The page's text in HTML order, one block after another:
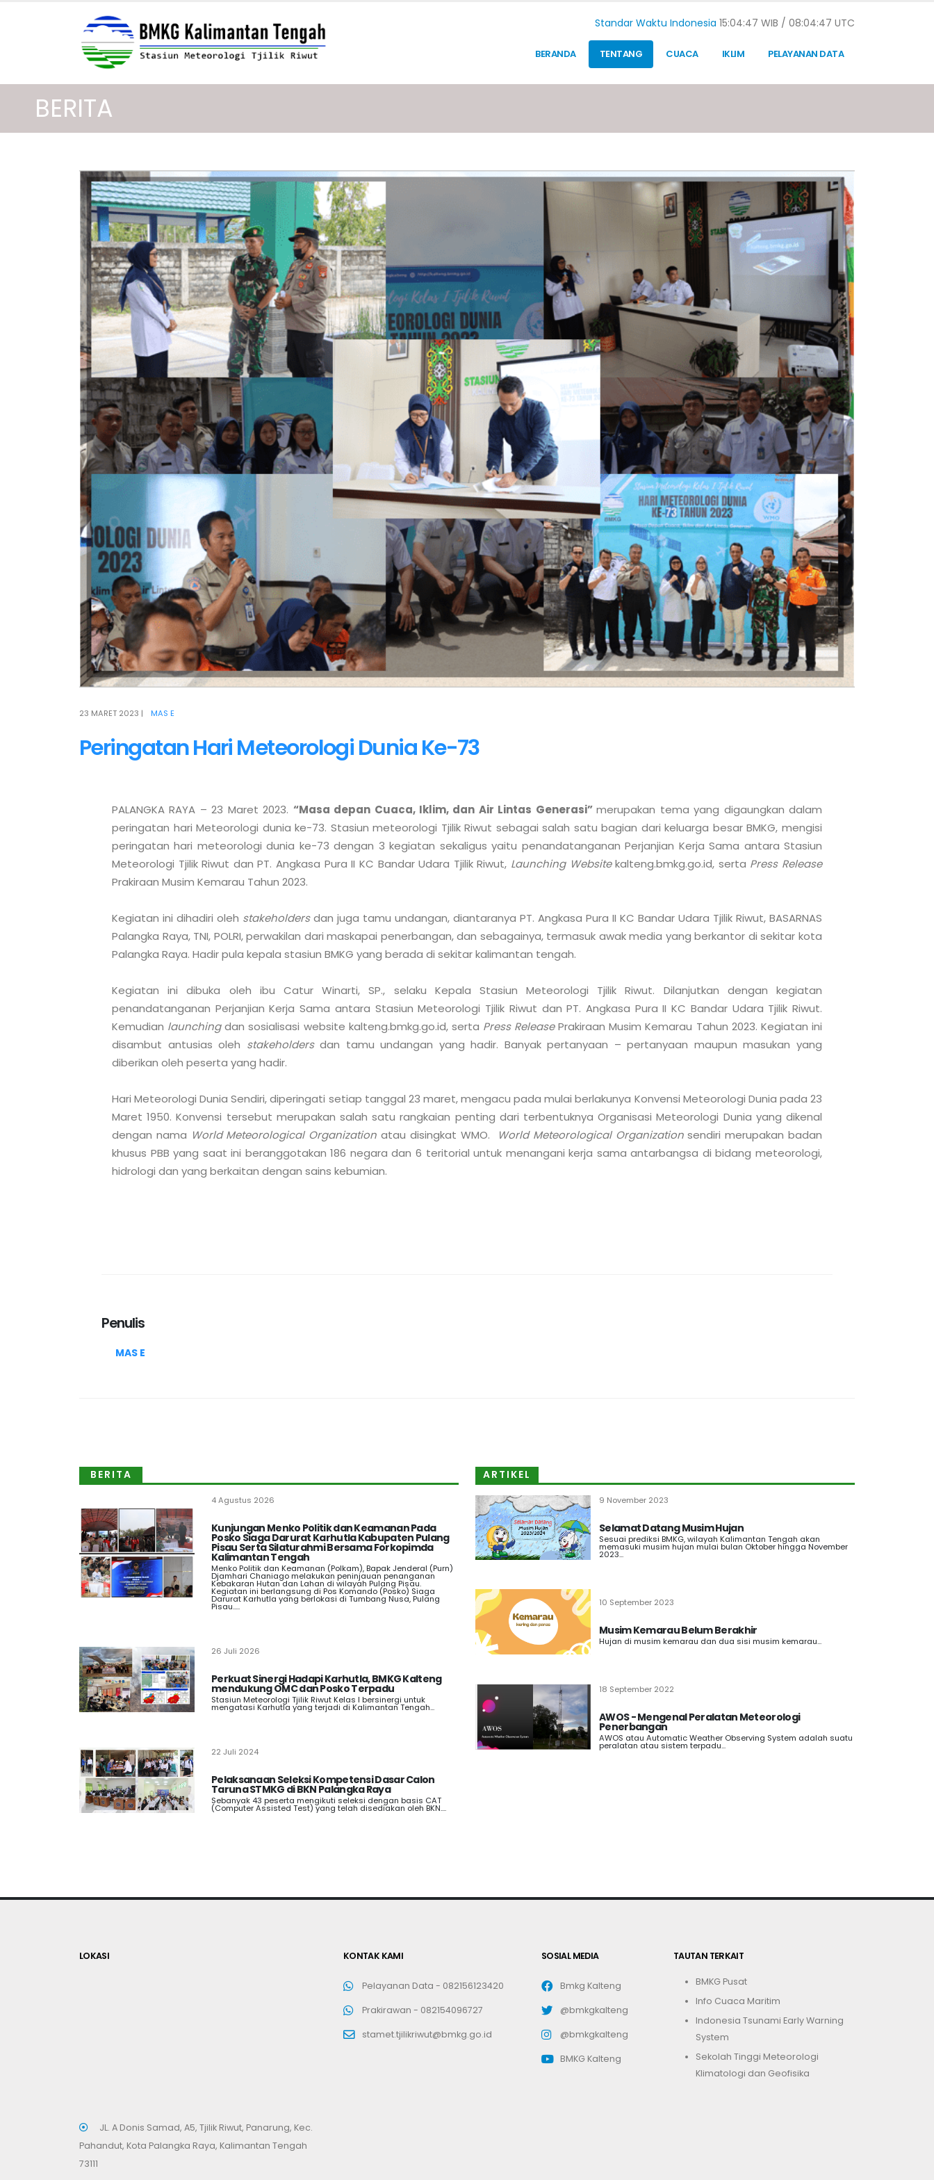
Standar Waktu Indonesia 15:04:48 WIB /08:04:48 UTC
BERANDA TENTANG CUACA IKLIM PELAYANAN DATA
BERITA
23 MARET 2023 | MAS E
Peringatan Hari Meteorologi Dunia Ke-73
PALANGKA RAYA – 23 Maret 2023. “Masa depan Cuaca, Iklim, dan Air Lintas Generasi” merupakan tema yang digaungkan dalam
peringatan hari Meteorologi dunia ke-73. Stasiun meteorologi Tjilik Riwut sebagai salah satu bagian dari keluarga besar BMKG, mengisi
peringatan hari meteorologi dunia ke-73 dengan 3 kegiatan sekaligus yaitu penandatanganan Perjanjian Kerja Sama antara Stasiun
Meteorologi Tjilik Riwut dan PT. Angkasa Pura II KC Bandar Udara Tjilik Riwut, Launching Website kalteng.bmkg.go.id, serta Press Release
Prakiraan Musim Kemarau Tahun 2023.
Kegiatan ini dihadiri oleh stakeholders dan juga tamu undangan, diantaranya PT. Angkasa Pura II KC Bandar Udara Tjilik Riwut, BASARNAS
Palangka Raya, TNI, POLRI, perwakilan dari maskapai penerbangan, dan sebagainya, termasuk awak media yang berkantor di sekitar kota
Palangka Raya. Hadir pula kepala stasiun BMKG yang berada di sekitar kalimantan tengah.
Kegiatan ini dibuka oleh ibu Catur Winarti, SP., selaku Kepala Stasiun Meteorologi Tjilik Riwut. Dilanjutkan dengan kegiatan
penandatanganan Perjanjian Kerja Sama antara Stasiun Meteorologi Tjilik Riwut dan PT. Angkasa Pura II KC Bandar Udara Tjilik Riwut.
Kemudian launching dan sosialisasi website kalteng.bmkg.go.id, serta Press Release Prakiraan Musim Kemarau Tahun 2023. Kegiatan ini
disambut antusias oleh stakeholders dan tamu undangan yang hadir. Banyak pertanyaan – pertanyaan maupun masukan yang
diberikan oleh peserta yang hadir.
Hari Meteorologi Dunia Sendiri, diperingati setiap tanggal 23 maret, mengacu pada mulai berlakunya Konvensi Meteorologi Dunia pada 23
Maret 1950. Konvensi tersebut merupakan salah satu rangkaian penting dari terbentuknya Organisasi Meteorologi Dunia yang dikenal
dengan nama World Meteorological Organization atau disingkat WMO. World Meteorological Organization sendiri merupakan badan
khusus PBB yang saat ini beranggotakan 186 negara dan 6 teritorial untuk menangani kerja sama antarbangsa di bidang meteorologi,
Penulis
MAS E
BERITA
4 Agustus 2026
Kunjungan Menko Politik dan Keamanan Pada
Posko Siaga Darurat Karhutla Kabupaten Pulang
Pisau Serta Silaturahmi Bersama Forkopimda
Kalimantan Tengah
Menko Politik dan Keamanan (Polkam), Bapak Jenderal (Purn)
Djamhari Chaniago melakukan peninjauan penanganan
Kebakaran Hutan dan Lahan di wilayah Pulang Pisau.
Kegiatan ini berlangsung di Pos Komando (Posko) Siaga
Darurat Karhutla yang berlokasi di Tumbang Nusa, Pulang
Pisau.....
26 Juli 2026
Perkuat Sinergi Hadapi Karhutla, BMKG Kalteng
mendukung OMC dan Posko Terpadu
Stasiun Meteorologi Tjilik Riwut Kelas I bersinergi untuk
mengatasi Karhutla yang terjadi di Kalimantan Tengah...
22 Juli 2024
Pelaksanaan Seleksi Kompetensi Dasar Calon
Taruna STMKG di BKN Palangka Raya
Sebanyak 43 peserta mengikuti seleksi dengan basis CAT
(Computer Assisted Test) yang telah disediakan oleh BKN....
ARTIKEL
9 November 2023
Selamat Datang Musim Hujan
Sesuai prediksi BMKG, wilayah Kalimantan Tengah akan
memasuki musim hujan mulai bulan Oktober hingga November
2023...
10 September 2023
Musim Kemarau Belum Berakhir
Hujan di musim kemarau dan dua sisi musim kemarau...
18 September 2022
AWOS - Mengenal Peralatan Meteorologi
Penerbangan
AWOS atau Automatic Weather Observing System adalah suatu
peralatan atau sistem terpadu...
LOKASI
JL. A Donis Samad, A5, Tjilik Riwut, Panarung, Kec.
Pahandut, Kota Palangka Raya, Kalimantan Tengah
73111
KONTAK KAMI
Pelayanan Data - 082156123420
Prakirawan - 082154096727
stamet.tjilikriwut@bmkg.go.id
SOSIAL MEDIA
Bmkg Kalteng
@bmkgkalteng
@bmkgkalteng
BMKG Kalteng
TAUTAN TERKAIT
BMKG Pusat
Info Cuaca Maritim
Indonesia Tsunami Early Warning
System
Sekolah Tinggi Meteorologi
Klimatologi dan Geofisika